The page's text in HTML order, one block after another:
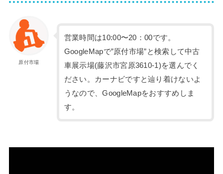
原付市場
営業時間は10:00〜20：00です。
GoogleMapで”原付市場”と検索して中古
車展示場(藤沢市宮原3610-1)を選んでく
ださい。カーナビですと辿り着けないよ
うなので、GoogleMapをおすすめしま
す。